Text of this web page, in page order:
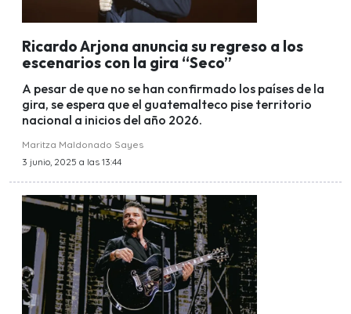
Ricardo Arjona anuncia su regreso a los
escenarios con la gira “Seco”
A pesar de que no se han confirmado los países de la
gira, se espera que el guatemalteco pise territorio
nacional a inicios del año 2026.
Maritza Maldonado Sayes
3 junio, 2025 a las 13:44